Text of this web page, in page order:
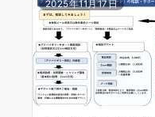
2025年11月17日